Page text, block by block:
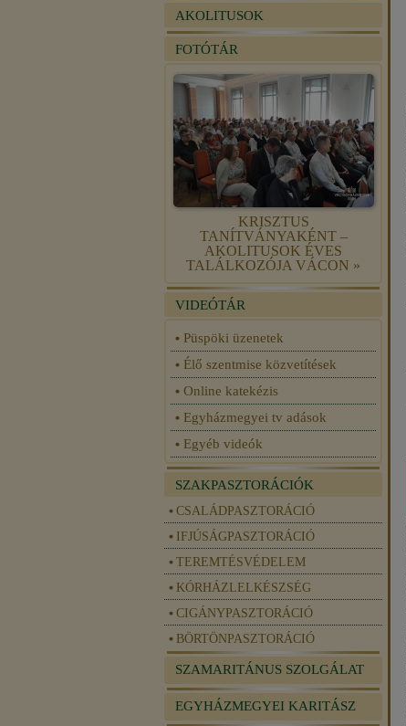
AKOLITUSOK
FOTÓTÁR
KRISZTUS
TANÍTVÁNYAKÉNT –
AKOLITUSOK ÉVES
TALÁLKOZÓJA VÁCON »
VIDEÓTÁR
Püspöki üzenetek
Élő szentmise közvetítések
Online katekézis
Egyházmegyei tv adások
Egyéb videók
SZAKPASZTORÁCIÓK
CSALÁDPASZTORÁCIÓ
IFJÚSÁGPASZTORÁCIÓ
TEREMTÉSVÉDELEM
KÓRHÁZLELKÉSZSÉG
CIGÁNYPASZTORÁCIÓ
BÖRTÖNPASZTORÁCIÓ
SZAMARITÁNUS SZOLGÁLAT
EGYHÁZMEGYEI KARITÁSZ